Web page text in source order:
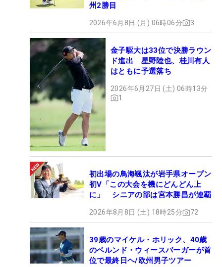
州2勝目
2026年6月8日 (月) 06時06分 3
金子駆大は33位で決勝ラウン
ド進出 星野陸也、桂川有人
はともに予選落ち
2026年6月27日 (土) 06時13分
1
初出場の鳥海颯汰が岩手県オープン
初V「この大会を機にどんどん上
に」 シニアの部は宮本勝昌が連覇
2026年8月8日 (土) 18時25分 72
39歳のマイケル・ホリック、40歳
のベルンド・ウィースバーガーが首
位で最終日ヘ/欧州男子ツアー